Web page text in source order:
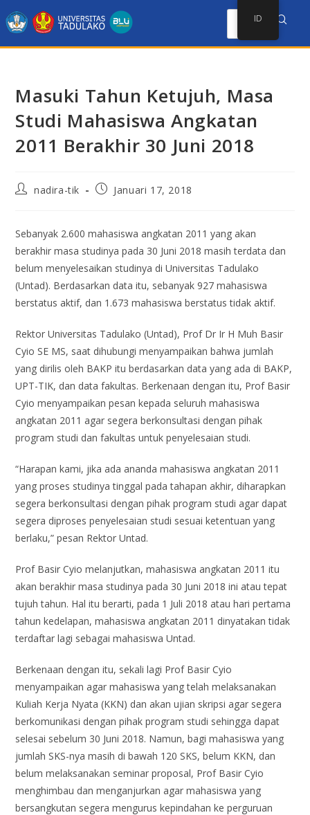
Masuki Tahun Ketujuh, Masa
Studi Mahasiswa Angkatan
2011 Berakhir 30 Juni 2018
nadira-tik Januari 17, 2018
Sebanyak 2.600 mahasiswa angkatan 2011 yang akan
berakhir masa studinya pada 30 Juni 2018 masih terdata dan
belum menyelesaikan studinya di Universitas Tadulako
(Untad). Berdasarkan data itu, sebanyak 927 mahasiswa
berstatus aktif, dan 1.673 mahasiswa berstatus tidak aktif.
Rektor Universitas Tadulako (Untad), Prof Dr Ir H Muh Basir
Cyio SE MS, saat dihubungi menyampaikan bahwa jumlah
yang dirilis oleh BAKP itu berdasarkan data yang ada di BAKP,
UPT-TIK, dan data fakultas. Berkenaan dengan itu, Prof Basir
Cyio menyampaikan pesan kepada seluruh mahasiswa
angkatan 2011 agar segera berkonsultasi dengan pihak
program studi dan fakultas untuk penyelesaian studi.
“Harapan kami, jika ada ananda mahasiswa angkatan 2011
yang proses studinya tinggal pada tahapan akhir, diharapkan
segera berkonsultasi dengan pihak program studi agar dapat
segera diproses penyelesaian studi sesuai ketentuan yang
berlaku,” pesan Rektor Untad.
Prof Basir Cyio melanjutkan, mahasiswa angkatan 2011 itu
akan berakhir masa studinya pada 30 Juni 2018 ini atau tepat
tujuh tahun. Hal itu berarti, pada 1 Juli 2018 atau hari pertama
tahun kedelapan, mahasiswa angkatan 2011 dinyatakan tidak
terdaftar lagi sebagai mahasiswa Untad.
Berkenaan dengan itu, sekali lagi Prof Basir Cyio
menyampaikan agar mahasiswa yang telah melaksanakan
Kuliah Kerja Nyata (KKN) dan akan ujian skripsi agar segera
berkomunikasi dengan pihak program studi sehingga dapat
selesai sebelum 30 Juni 2018. Namun, bagi mahasiswa yang
jumlah SKS-nya masih di bawah 120 SKS, belum KKN, dan
belum melaksanakan seminar proposal, Prof Basir Cyio
menghimbau dan menganjurkan agar mahasiswa yang
bersangkutan segera mengurus kepindahan ke perguruan
ID